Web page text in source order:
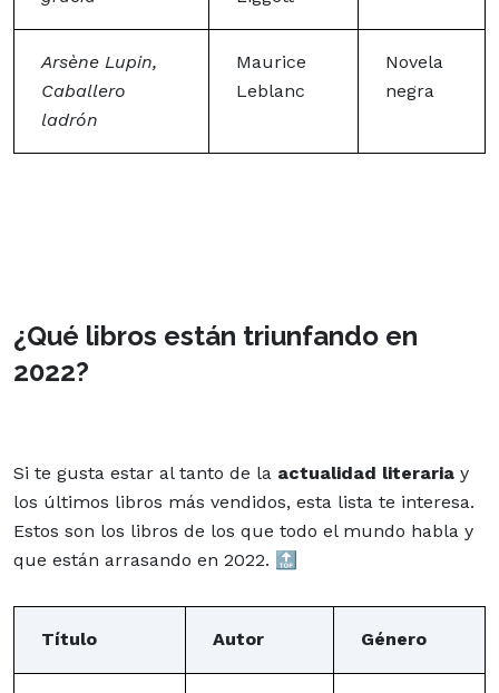
Arsène Lupin,
Caballero
ladrón
Maurice
Leblanc
Novela
negra
¿Qué libros están triunfando en
2022?
Si te gusta estar al tanto de la actualidad literaria y
los últimos libros más vendidos, esta lista te interesa.
Estos son los libros de los que todo el mundo habla y
que están arrasando en 2022. 🔝
Título Autor Género